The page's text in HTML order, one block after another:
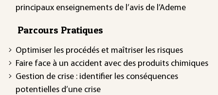
principaux enseignements de l’avis de l’Ademe
Parcours Pratiques
Optimiser les procédés et maîtriser les risques
Faire face à un accident avec des produits chimiques
Gestion de crise : identifier les conséquences
potentielles d’une crise